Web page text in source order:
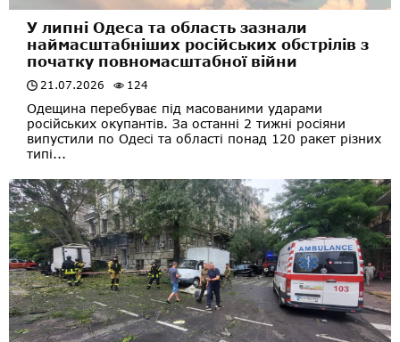
У липні Одеса та область зазнали
наймасштабніших російських обстрілів з
початку повномасштабної війни
21.07.2026 124
Одещина перебуває під масованими ударами
російських окупантів. За останні 2 тижні росіяни
випустили по Одесі та області понад 120 ракет різних
типі...